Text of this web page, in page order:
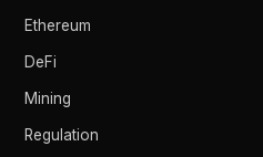
Ethereum
DeFi
Mining
Regulation